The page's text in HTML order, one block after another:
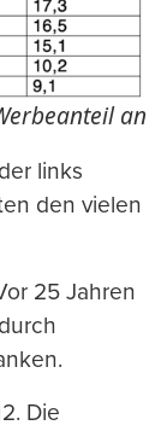
an
links
den vielen
25 Jahren
Die